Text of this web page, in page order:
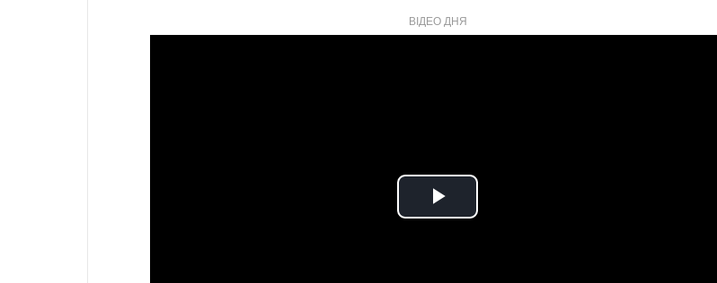
ВІДЕО ДНЯ
Play